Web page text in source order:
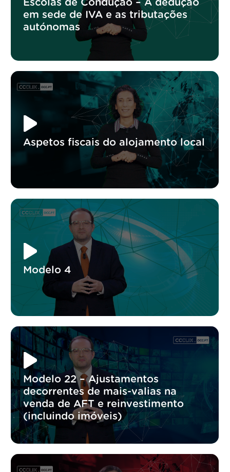
Escolas de Condução – A dedução
em sede de IVA e as tributações
autónomas
Aspetos fiscais do alojamento local
Modelo 4
Modelo 22 – Ajustamentos
decorrentes de mais-valias na
venda de AFT e reinvestimento
(incluindo imóveis)